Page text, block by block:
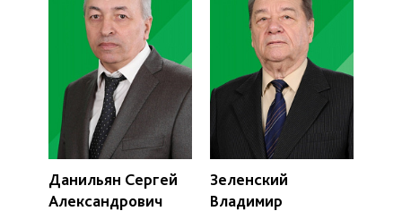
Данильян Сергей
Александрович
Зеленский
Владимир